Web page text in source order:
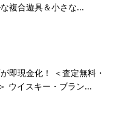
複合遊具＆小さな...
即現金化！ ＜査定無料・
ウイスキー・ブラン...